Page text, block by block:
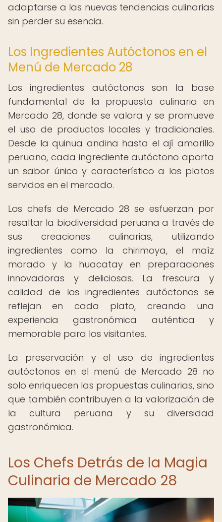
adaptarse a las nuevas tendencias culinarias
sin perder su esencia.
Los Ingredientes Autóctonos en el
Menú de Mercado 28
Los ingredientes autóctonos son la base
fundamental de la propuesta culinaria en
Mercado 28, donde se valora y se promueve
el uso de productos locales y tradicionales.
Desde la quinua andina hasta el ají amarillo
peruano, cada ingrediente autóctono aporta
un sabor único y característico a los platos
servidos en el mercado.
Los chefs de Mercado 28 se esfuerzan por
resaltar la biodiversidad peruana a través de
sus creaciones culinarias, utilizando
ingredientes como la chirimoya, el maíz
morado y la huacatay en preparaciones
innovadoras y deliciosas. La frescura y
calidad de los ingredientes autóctonos se
reflejan en cada plato, creando una
experiencia gastronómica auténtica y
memorable para los visitantes.
La preservación y el uso de ingredientes
autóctonos en el menú de Mercado 28 no
solo enriquecen las propuestas culinarias, sino
que también contribuyen a la valorización de
la cultura peruana y su diversidad
gastronómica.
Los Chefs Detrás de la Magia
Culinaria de Mercado 28